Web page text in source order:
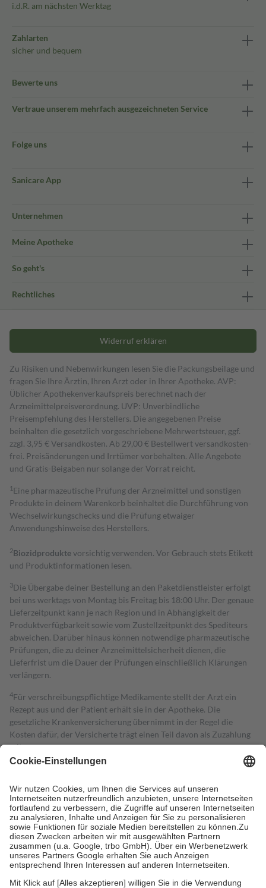
i.d.R. am nächsten Werktag
Zahlarten
sicher und bequem
Bewerte uns
Vertraue unserem mehrfach ausgezeichneten Service
Folge uns
Sanicare App
Unternehmen
Meine Apotheke
So geht's
Rechtliches
Widerruf erklären
Zu Risiken und Nebenwirkungen lesen Sie die Packungsbeilage und
fragen Sie Ihre Ärztin, Ihren Arzt oder in Ihrer Apotheke. AVP:
Üblicher Apothekenverkaufspreis berechnet nach der
Arzneimittelpreisverordnung. UVP: Unverbindliche
Preisempfehlung des Herstellers. Die angegebenen Preise
beinhalten die gesetzlich vorgeschriebene Mehrwertsteuer, ggf.
zzgl. 3,95 € Versandkosten. Ab 29,00 € Bestell­wert versand­kosten­
frei. Preisänderungen und Irrtümer vorbehalten. Alle Angebote
und Gratis-Beigaben nur solange der Vorrat reicht.
1 Eine pharmazeutische Prüfung der Arzneimittel und sonstigen
Produkte in deinem Warenkorb beinhaltet die Durchführung von
Wechselwirkungschecks und die Prüfung etwaiger
Anwendungshinweise des Herstellers.
2Biozidproduktevorsichtig verwenden. Vor Gebrauch stets Etikett
und Produktinformationen lesen.
3Die Übergabe deiner Bestellung an den Paketdienstleister erfolgt
bei uns werktags von Montag bis Freitag bis 18:00 Uhr. Der genaue
Lieferzeitpunkt kann je nach Region und in Abhängigkeit der
Produktverfügbarkeit sowie vom Zustellzeitpunkt des Spediteurs
abweichen. Darüber hinaus können notwendige pharmazeutische
Prüfungen, die zu deiner Arzneimittelsicherheit dienen, die
Lieferfrist um die Dauer der Prüfungen einschließlich Klärungen
verlängern.
4Für verschreibungspflichtige Medikamente stellt der Arzt ein
Rezept aus und der Patient erhält sie in der Apotheke. Die
gesetzliche Krankenversicherung übernimmt in der Regel die
Kosten dafür, der Versicherte trägt einen Teil davon als Zuzahlung
mit.
Grundsätzlich leisten Mitglieder Zuzahlungen in Höhe von zehn
höchstens zehn Euro.
Es sind jedoch nie mehr als die tatsächlichen
Kosten der Leistung zu entrichten.
Diese Regeln gelten grundsätzlich auch für Online-Apotheken.
Bei Heilmitteln und häuslicher Krankenpflege beträgt die
Zuzahlung zehn Prozent der Kosten sowie zehn Euro je
Verordnung.
Um das Engagement der Versicherten für ihre eigene Gesundheit zu
stärken und die besondere Stellung der Familie zu unterstützen,
fallenkeine Zuzahlungenan bei: